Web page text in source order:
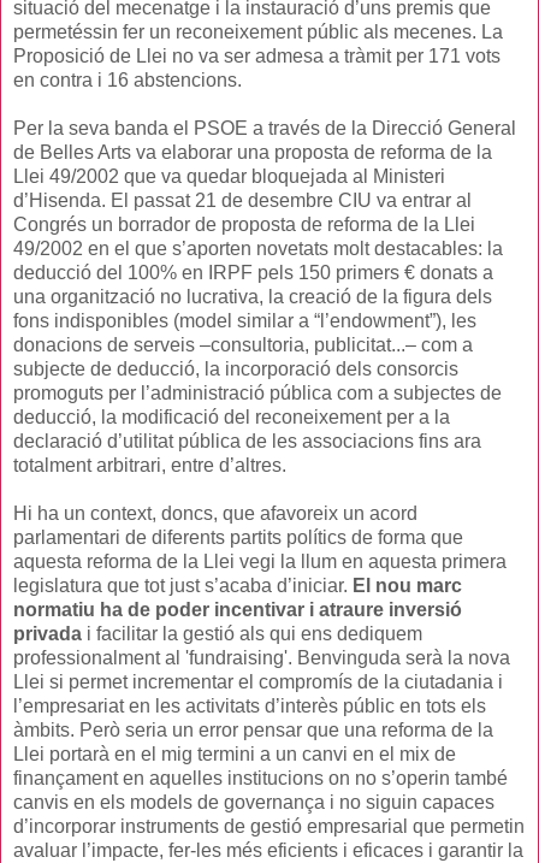
situació del mecenatge i la instauració d’uns premis que
permetéssin fer un reconeixement públic als mecenes. La
Proposició de Llei no va ser admesa a tràmit per 171 vots
en contra i 16 abstencions.
Per la seva banda el PSOE a través de la Direcció General
de Belles Arts va elaborar una proposta de reforma de la
Llei 49/2002 que va quedar bloquejada al Ministeri
d’Hisenda. El passat 21 de desembre CIU va entrar al
Congrés un borrador de proposta de reforma de la Llei
49/2002 en el que s’aporten novetats molt destacables: la
deducció del 100% en IRPF pels 150 primers € donats a
una organització no lucrativa, la creació de la figura dels
fons indisponibles (model similar a “l’endowment”), les
donacions de serveis –consultoria, publicitat...– com a
subjecte de deducció, la incorporació dels consorcis
promoguts per l’administració pública com a subjectes de
deducció, la modificació del reconeixement per a la
declaració d’utilitat pública de les associacions fins ara
totalment arbitrari, entre d’altres.
Hi ha un context, doncs, que afavoreix un acord
parlamentari de diferents partits polítics de forma que
aquesta reforma de la Llei vegi la llum en aquesta primera
legislatura que tot just s’acaba d’iniciar. El nou marc
normatiu ha de poder incentivar i atraure inversió
privada i facilitar la gestió als qui ens dediquem
professionalment al 'fundraising'. Benvinguda serà la nova
Llei si permet incrementar el compromís de la ciutadania i
l’empresariat en les activitats d’interès públic en tots els
àmbits. Però seria un error pensar que una reforma de la
Llei portarà en el mig termini a un canvi en el mix de
finançament en aquelles institucions on no s’operin també
canvis en els models de governança i no siguin capaces
d’incorporar instruments de gestió empresarial que permetin
avaluar l’impacte, fer-les més eficients i eficaces i garantir la